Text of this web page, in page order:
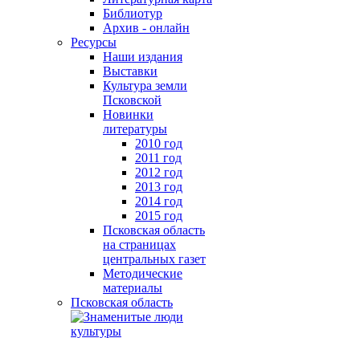
Библиотур
Архив - онлайн
Ресурсы
Наши издания
Выставки
Культура земли
Псковской
Новинки
литературы
2010 год
2011 год
2012 год
2013 год
2014 год
2015 год
Псковская область
на страницах
центральных газет
Методические
материалы
Псковская область